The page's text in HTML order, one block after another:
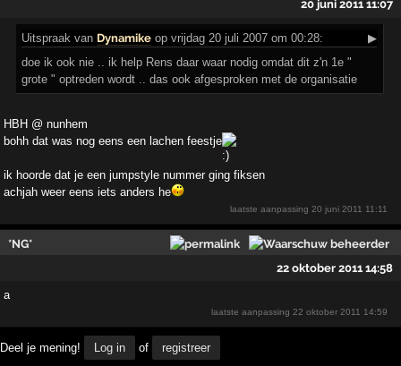
20 juni 2011 11:07
Uitspraak van Dynamike op vrijdag 20 juli 2007 om 00:28:
▶
doe ik ook nie .. ik help Rens daar waar nodig omdat dit z'n 1e "
grote " optreden wordt .. das ook afgesproken met de organisatie
HBH @ nunhem
bohh dat was nog eens een lachen feestje
ik hoorde dat je een jumpstyle nummer ging fiksen
achjah weer eens iets anders he
laatste aanpassing20 juni 2011 11:11
*NG*
22 oktober 2011 14:58
a
laatste aanpassing22 oktober 2011 14:59
Deel je mening! Log in of registreer